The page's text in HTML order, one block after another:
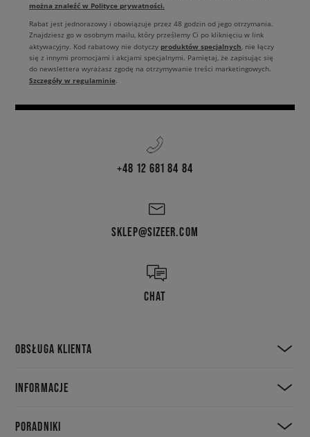
można znaleźć w Polityce prywatności.
Rabat jest jednorazowy i obowiązuje przez 48 godzin od jego otrzymania.
Znajdziesz go w osobnym mailu, który prześlemy Ci po kliknięciu w link
aktywacyjny. Kod rabatowy nie dotyczy produktów specjalnych, nie łączy
się z innymi promocjami i akcjami specjalnymi. Pamiętaj, że zapisując się
do newslettera wyrażasz zgodę na otrzymywanie treści marketingowych.
Szczegóły w regulaminie.
+48 12 681 84 84
SKLEP@SIZEER.COM
CHAT
OBSŁUGA KLIENTA
INFORMACJE
PORADNIKI